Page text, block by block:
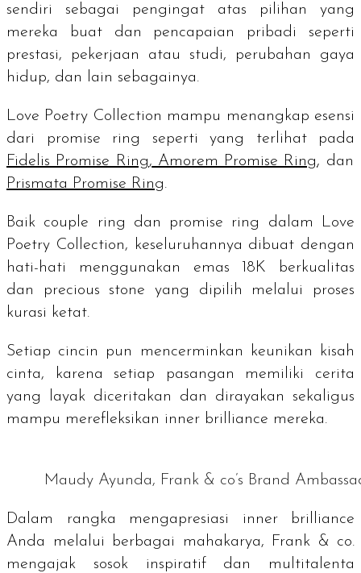
sendiri sebagai pengingat atas pilihan yang
mereka buat dan pencapaian pribadi seperti
prestasi, pekerjaan atau studi, perubahan gaya
hidup, dan lain sebagainya.
Love Poetry Collection mampu menangkap esensi
dari
promise ring seperti yang terlihat pada
Fidelis Promise Ring, Amorem Promise Ring, dan
Prismata Promise Ring.
Baik couple ring dan promise ring
dalam Love
Poetry Collection, keseluruhannya dibuat dengan
hati-hati menggunakan emas 18K berkualitas
dan
precious stone yang dipilih melalui proses
kurasi ketat.
Setiap cincin pun mencerminkan keunikan kisah
cinta, karena setiap pasangan memiliki cerita
yang layak diceritakan dan dirayakan sekaligus
mampu merefleksikan inner brilliance mereka.
Maudy Ayunda, Frank & co’s Brand
Dalam rangka mengapresiasi inner brilliance
Anda melalui berbagai mahakarya, Frank & co.
mengajak sosok inspiratif dan multitalenta